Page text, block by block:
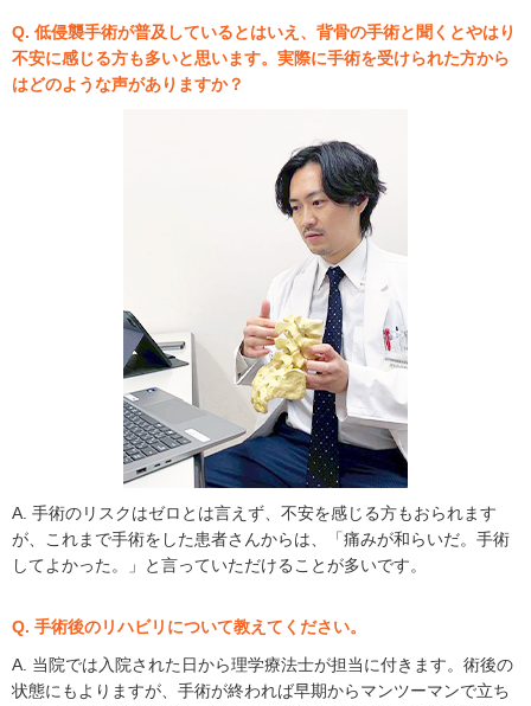
Q. 低侵襲手術が普及しているとはいえ、背骨の手術と聞くとやはり
不安に感じる方も多いと思います。実際に手術を受けられた方から
はどのような声がありますか？
A. 手術のリスクはゼロとは言えず、不安を感じる方もおられます
が、これまで手術をした患者さんからは、「痛みが和らいだ。手術
してよかった。」と言っていただけることが多いです。
Q. 手術後のリハビリについて教えてください。
A. 当院では入院された日から理学療法士が担当に付きます。術後の
状態にもよりますが、手術が終われば早期からマンツーマンで立ち